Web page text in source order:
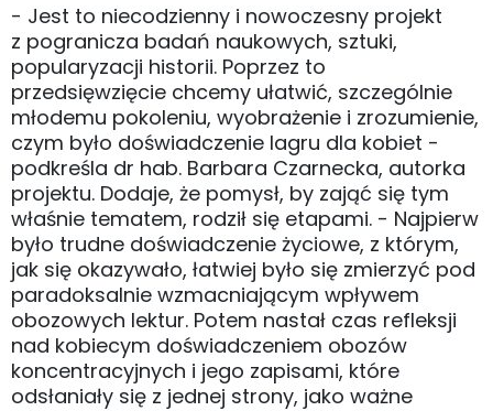
- Jest to niecodzienny i nowoczesny projekt
z pogranicza badań naukowych, sztuki,
popularyzacji historii. Poprzez to
przedsięwzięcie chcemy ułatwić, szczególnie
młodemu pokoleniu, wyobrażenie i zrozumienie,
czym było doświadczenie lagru dla kobiet -
podkreśla dr hab. Barbara Czarnecka, autorka
projektu. Dodaje, że pomysł, by zająć się tym
właśnie tematem, rodził się etapami. - Najpierw
było trudne doświadczenie życiowe, z którym,
jak się okazywało, łatwiej było się zmierzyć pod
paradoksalnie wzmacniającym wpływem
obozowych lektur. Potem nastał czas refleksji
nad kobiecym doświadczeniem obozów
koncentracyjnych i jego zapisami, które
odsłaniały się z jednej strony, jako ważne